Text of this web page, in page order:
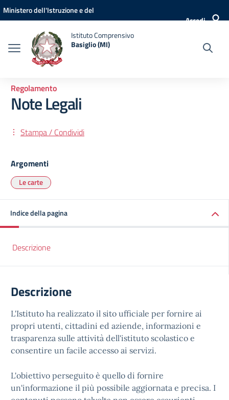
Vai ai contenuti
Vai al menu di navigazione
Vai al footer
Ministero dell'Istruzione e del
Accedi
Istituto Comprensivo
Basiglio (MI)
Regolamento
Note Legali
Stampa / Condividi
Argomenti
Le carte
Indice della pagina
Descrizione
Descrizione
L'Istituto ha realizzato il sito ufficiale per fornire ai
propri utenti, cittadini ed aziende, informazioni e
trasparenza sulle attività dell'istituto scolastico e
consentire un facile accesso ai servizi.
L'obiettivo perseguito è quello di fornire
un'informazione il più possibile aggiornata e precisa. I